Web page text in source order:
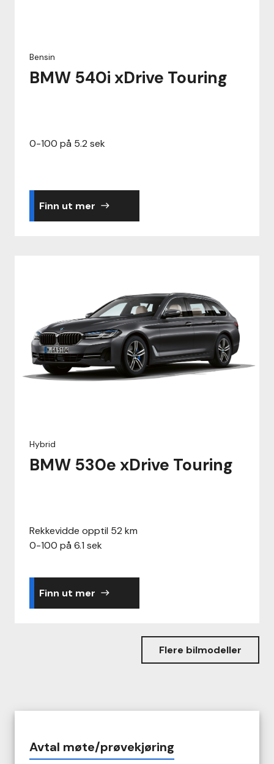
Bensin
BMW 540i xDrive Touring
0-100 på 5.2 sek
Finn ut mer east
Hybrid
BMW 530e xDrive Touring
Rekkevidde opptil 52 km
0-100 på 6.1 sek
Finn ut mer east
Flere bilmodeller
Avtal møte/prøvekjøring